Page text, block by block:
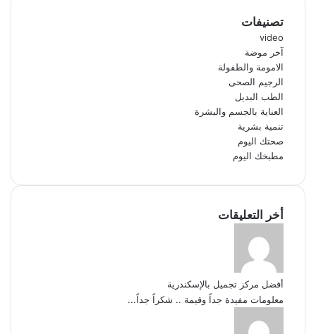
تصنيفات
video
آخر موضة
الامومة والطفولة
الرجيم الصحى
الطب البديل
العناية بالجسم والبشرة
تنمية بشرية
صحتك اليوم
مطبخك اليوم
أخر التعليقات
أفضل مركز تجميل بالإسكندرية
معلومات مفيدة جداً وقيمة .. شكراً جداً...